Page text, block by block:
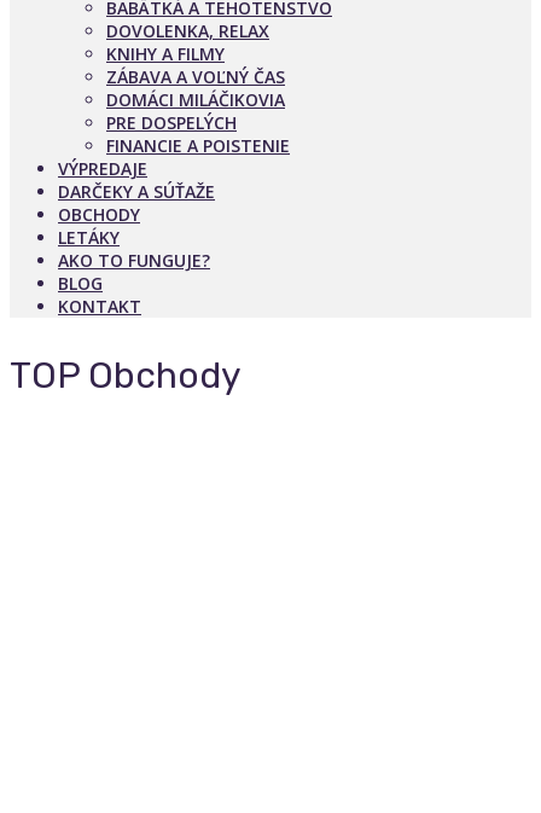
BABÄTKÁ A TEHOTENSTVO
DOVOLENKA, RELAX
KNIHY A FILMY
ZÁBAVA A VOĽNÝ ČAS
DOMÁCI MILÁČIKOVIA
PRE DOSPELÝCH
FINANCIE A POISTENIE
VÝPREDAJE
DARČEKY A SÚŤAŽE
OBCHODY
LETÁKY
AKO TO FUNGUJE?
BLOG
KONTAKT
TOP Obchody